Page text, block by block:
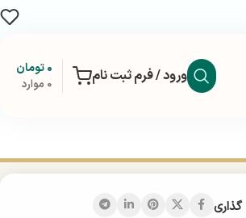
ورود / فرم ثبت نام 0 موارد
۰تومان